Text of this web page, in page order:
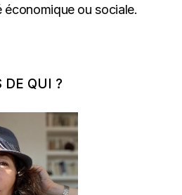
économique ou sociale.
DE QUI ?